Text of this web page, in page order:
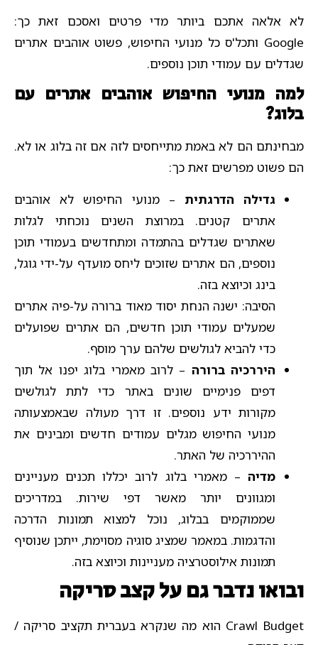
לא אלאה אתכם ביותר מדי פרטים ואסכם זאת כך:
Google ותכל'ס כל מנועי החיפוש, פשוט אוהבים אתרים
שגדלים עם עמודי תוכן נוספים.
למה מנועי החיפוש אוהבים אתרים עם
בלוג?
מבחינתם הם לא באמת מתייחסים לזה אם זה בלוג או לא.
הם פשוט מפרשים זאת כך:
גדילה הדרגתית – מנועי החיפוש לא אוהבים
אתרים קטנים. במרוצת השנים נוכחתי לגלות
שאתרים שגדלים בהתמדה ומתחדשים בעמודי תוכן
נוספים, הם אתרים שזוכים ליחס מועדף על-ידי גוגל,
בינג וכיוצא בזה.
הסיבה: ישנה הנחת יסוד מאוד ברורה על-פיה אתרים
שמעלים עמודי תוכן חדשים, הם אתרים שפועלים
כדי להביא לגולשים שלהם ערך מוסף.
היררכיה ברורה – לרוב מאמרי בלוג יפנו אל תוך
דפים פנימיים שונים באתר כדי לתת לגולשים
מקורות ידע נוספים. זו דרך מעולה שבאמצעותה
מנועי החיפוש מגלים עמודים חדשים ומבינים את
ההיררכיה של האתר.
מדיה – מאמרי בלוג לרוב יכללו תכנים מעניינים
ומגוונים יותר מאשר דפי שירות. במדריכים
שממוקמים בבלוג, נוכל למצוא תמונות הדרכה
והדגמות. במאמר שמציג סוגיה מסוימת, ייתכן שנוסיף
תמונות אילוסטרציה מעניינות וכיוצא בזה.
ובואו נדבר גם על קצב סריקה
Crawl Budget הוא מה שנקרא בעברית תקציב סריקה /